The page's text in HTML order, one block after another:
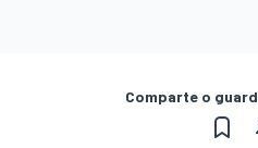
Comparte o